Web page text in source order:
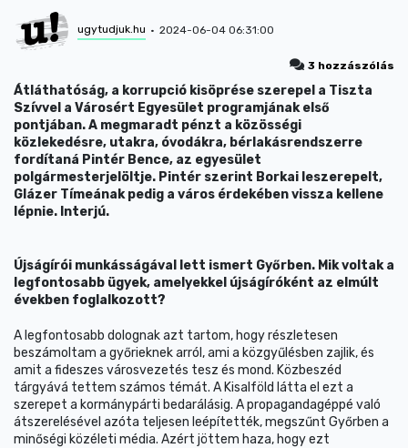
ugytudjuk.hu 2024-06-04 06:31:00
3 hozzászólás
Átláthatóság, a korrupció kisöprése szerepel a Tiszta
Szívvel a Városért Egyesület programjának első
pontjában. A megmaradt pénzt a közösségi
közlekedésre, utakra, óvodákra, bérlakásrendszerre
fordítaná Pintér Bence, az egyesület
polgármesterjelöltje. Pintér szerint Borkai leszerepelt,
Glázer Tímeának pedig a város érdekében vissza kellene
lépnie. Interjú.
Újságírói munkásságával lett ismert Győrben. Mik voltak a
legfontosabb ügyek, amelyekkel újságíróként az elmúlt
években foglalkozott?
A legfontosabb dolognak azt tartom, hogy részletesen
beszámoltam a győrieknek arról, ami a közgyűlésben zajlik, és
amit a fideszes városvezetés tesz és mond. Közbeszéd
tárgyává tettem számos témát. A Kisalföld látta el ezt a
szerepet a kormánypárti bedarálásig. A propagandagéppé való
átszerelésével azóta teljesen leépítették, megszűnt Győrben a
minőségi közéleti média. Azért jöttem haza, hogy ezt